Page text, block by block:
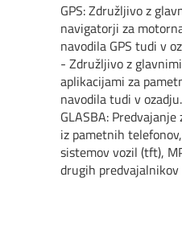
GPS: Združljivo z
navigatorji za
navodila GPS tudi v
- Združljivo z
aplikacijami za
navodila tudi v ozadju.
GLASBA: Predvajanje
iz pametnih
sistemov vozil (tft),
drugih